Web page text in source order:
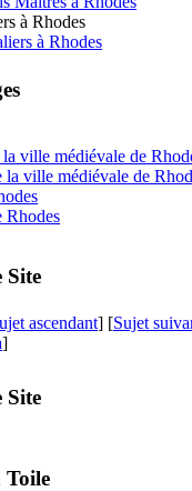
à Rhodes
à Rhodes
ville médiévale de
la ville médiévale de
Rhodes
Site
ascendant] [Sujet
]
Site
Toile